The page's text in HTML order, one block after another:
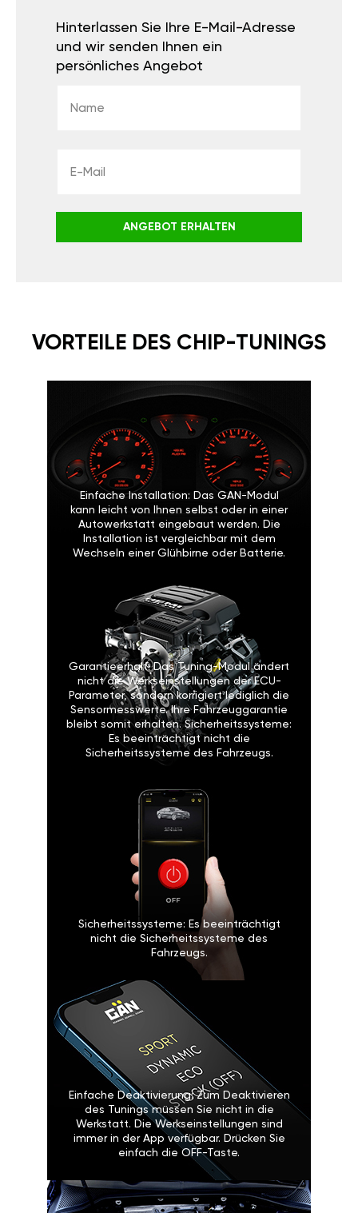
Hinterlassen Sie Ihre E-Mail-Adresse
und wir senden Ihnen ein
persönliches Angebot
ANGEBOT ERHALTEN
VORTEILE DES CHIP-TUNINGS
Einfache Installation: Das GAN-Modul
kann leicht von Ihnen selbst oder in einer
Autowerkstatt eingebaut werden. Die
Installation ist vergleichbar mit dem
Wechseln einer Glühbirne oder Batterie.
Garantieerhalt: Das Tuning-Modul ändert
nicht die Werkseinstellungen der ECU-
Parameter, sondern korrigiert lediglich die
Sensormesswerte. Ihre Fahrzeuggarantie
bleibt somit erhalten. Sicherheitssysteme:
Es beeinträchtigt nicht die
Sicherheitssysteme des Fahrzeugs.
Sicherheitssysteme: Es beeinträchtigt
nicht die Sicherheitssysteme des
Fahrzeugs.
Einfache Deaktivierung: Zum Deaktivieren
des Tunings müssen Sie nicht in die
Werkstatt. Die Werkseinstellungen sind
immer in der App verfügbar. Drücken Sie
einfach die OFF-Taste.